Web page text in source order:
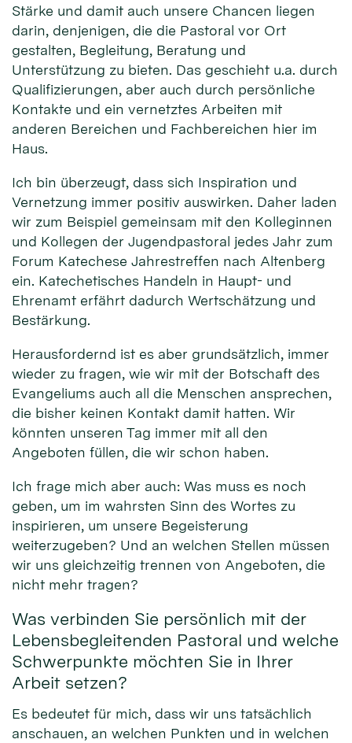
Stärke und damit auch unsere Chancen liegen
darin, denjenigen, die die Pastoral vor Ort
gestalten, Begleitung, Beratung und
Unterstützung zu bieten. Das geschieht u.a. durch
Qualifizierungen, aber auch durch persönliche
Kontakte und ein vernetztes Arbeiten mit
anderen Bereichen und Fachbereichen hier im
Haus.
Ich bin überzeugt, dass sich Inspiration und
Vernetzung immer positiv auswirken. Daher laden
wir zum Beispiel gemeinsam mit den Kolleginnen
und Kollegen der Jugendpastoral jedes Jahr zum
Forum Katechese Jahrestreffen nach Altenberg
ein. Katechetisches Handeln in Haupt- und
Ehrenamt erfährt dadurch Wertschätzung und
Bestärkung.
Herausfordernd ist es aber grundsätzlich, immer
wieder zu fragen, wie wir mit der Botschaft des
Evangeliums auch all die Menschen ansprechen,
die bisher keinen Kontakt damit hatten. Wir
könnten unseren Tag immer mit all den
Angeboten füllen, die wir schon haben.
Ich frage mich aber auch: Was muss es noch
geben, um im wahrsten Sinn des Wortes zu
inspirieren, um unsere Begeisterung
weiterzugeben? Und an welchen Stellen müssen
wir uns gleichzeitig trennen von Angeboten, die
nicht mehr tragen?
Was verbinden Sie persönlich mit der
Lebensbegleitenden Pastoral und welche
Schwerpunkte möchten Sie in Ihrer
Arbeit setzen?
Es bedeutet für mich, dass wir uns tatsächlich
anschauen, an welchen Punkten und in welchen